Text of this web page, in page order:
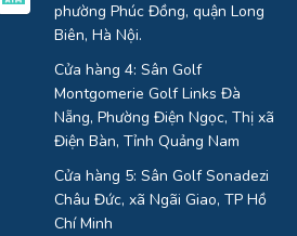
phường Phúc Đồng, quận Long
Biên, Hà Nội.
Cửa hàng 4: Sân Golf
Montgomerie Golf Links Đà
Nẵng, Phường Điện Ngọc, Thị xã
Điện Bàn, Tỉnh Quảng Nam
Cửa hàng 5: Sân Golf Sonadezi
Châu Đức, xã Ngãi Giao, TP Hồ
Chí Minh